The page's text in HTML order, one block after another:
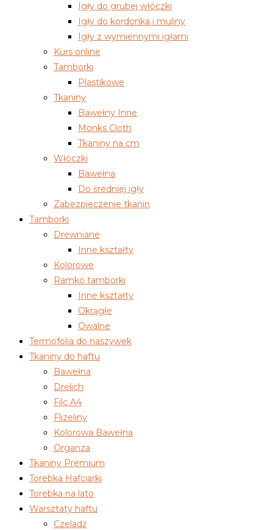
Igły do grubej włóczki
Igły do kordonka i muliny
Igły z wymiennymi igłami
Kurs online
Tamborki
Plastikowe
Tkaniny
Bawełny Inne
Monks Cloth
Tkaniny na cm
Włóczki
Bawełna
Do średniej igły
Zabezpieczenie tkanin
Tamborki
Drewniane
Inne kształty
Kolorowe
Ramko tamborki
Inne kształty
Okrągłe
Owalne
Termofolia do naszywek
Tkaniny do haftu
Bawełna
Drelich
Filc A4
Flizeliny
Kolorowa Bawełna
Organza
Tkaniny Premium
Torebka Hafciarki
Torebka na lato
Warsztaty haftu
Czeladź